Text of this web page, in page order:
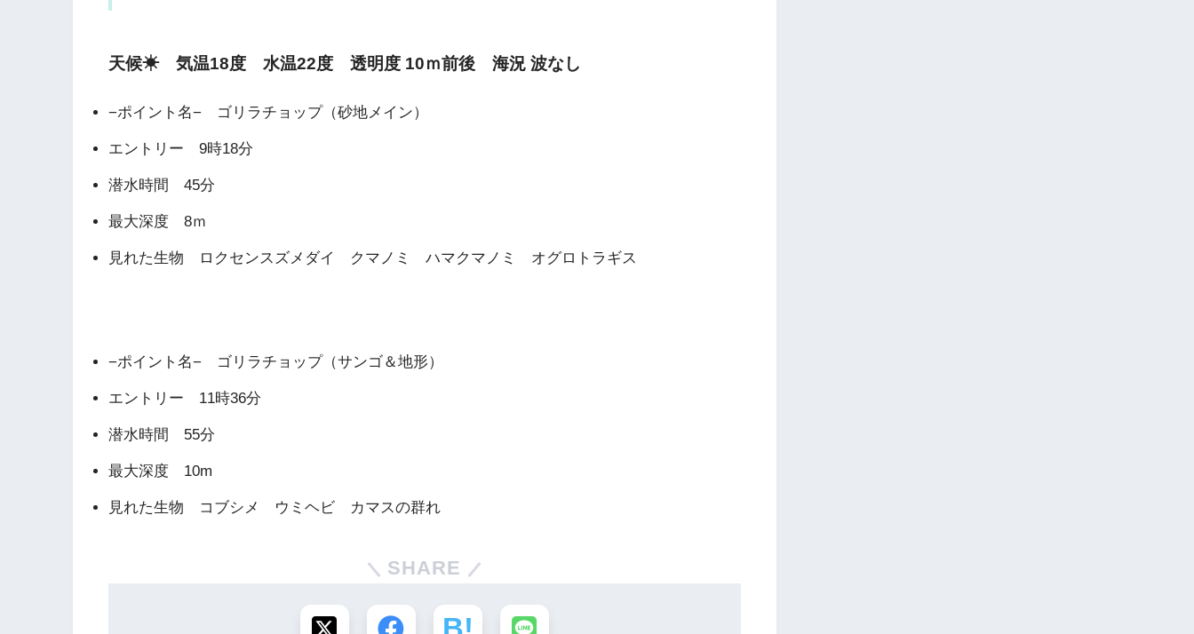
天候☀ 気温18度 水温22度 透明度 10ｍ前後 海況 波なし
−ポイント名− ゴリラチョップ（砂地メイン）
エントリー 9時18分
潜水時間 45分
最大深度 8ｍ
見れた生物 ロクセンスズメダイ クマノミ ハマクマノミ オグロトラギス
−ポイント名− ゴリラチョップ（サンゴ＆地形）
エントリー 11時36分
潜水時間 55分
最大深度 10m
見れた生物 コブシメ ウミヘビ カマスの群れ
SHARE